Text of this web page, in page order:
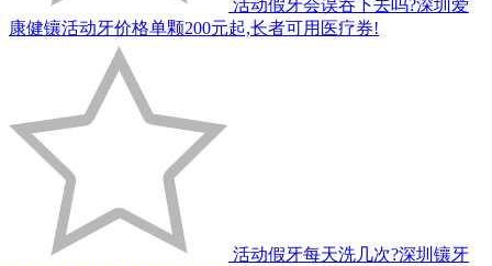
活动假牙会误吞下去吗?深圳爱
康健镶活动牙价格单颗200元起,长者可用医疗券!
活动假牙每天洗几次?深圳镶牙